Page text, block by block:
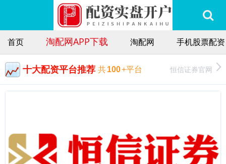
首页 淘配网APP下载 淘配网 手机股票配资
十大配资平台推荐 共100+平台 恒信证券官网